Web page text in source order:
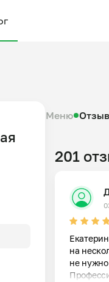
Меню
201
на
не нужно